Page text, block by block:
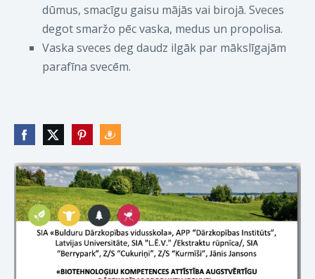
dūmus, smacīgu gaisu mājās vai birojā. Sveces
degot smaržo pēc vaska, medus un propolisa.
Vaska sveces deg daudz ilgāk par mākslīgajām
parafīna svecēm.